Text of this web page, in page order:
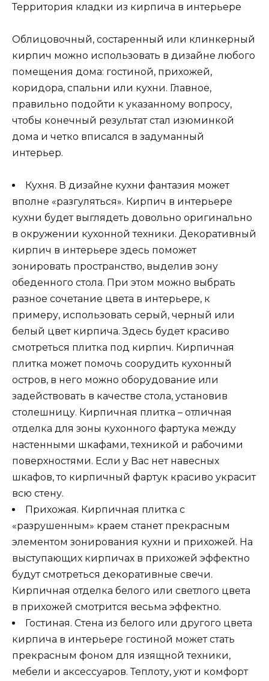
Территория кладки из кирпича в интерьере
Облицовочный, состаренный или клинкерный
кирпич можно использовать в дизайне любого
помещения дома: гостиной, прихожей,
коридора, спальни или кухни. Главное,
правильно подойти к указанному вопросу,
чтобы конечный результат стал изюминкой
дома и четко вписался в задуманный
интерьер.
Кухня. В дизайне кухни фантазия может
вполне «разгуляться». Кирпич в интерьере
кухни будет выглядеть довольно оригинально
в окружении кухонной техники. Декоративный
кирпич в интерьере здесь поможет
зонировать пространство, выделив зону
обеденного стола. При этом можно выбрать
разное сочетание цвета в интерьере, к
примеру, использовать серый, черный или
белый цвет кирпича. Здесь будет красиво
смотреться плитка под кирпич. Кирпичная
плитка может помочь соорудить кухонный
остров, в него можно оборудование или
задействовать в качестве стола, установив
столешницу. Кирпичная плитка – отличная
отделка для зоны кухонного фартука между
настенными шкафами, техникой и рабочими
поверхностями. Если у Вас нет навесных
шкафов, то кирпичный фартук красиво украсит
всю стену.
Прихожая. Кирпичная плитка с
«разрушенным» краем станет прекрасным
элементом зонирования кухни и прихожей. На
выступающих кирпичах в прихожей эффектно
будут смотреться декоративные свечи.
Кирпичная отделка белого или светлого цвета
в прихожей смотрится весьма эффектно.
Гостиная. Стена из белого или другого цвета
кирпича в интерьере гостиной может стать
прекрасным фоном для изящной техники,
мебели и аксессуаров. Теплоту, уют и комфорт